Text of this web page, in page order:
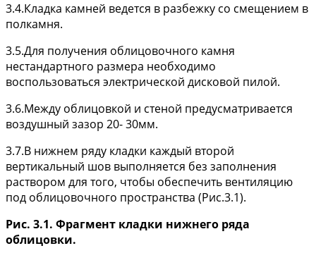
3.4.Кладка камней ведется в разбежку со смещением в
полкамня.
3.5.Для получения облицовочного камня
нестандартного размера необходимо
воспользоваться электрической дисковой пилой.
3.6.Между облицовкой и стеной предусматривается
воздушный зазор 20- 30мм.
3.7.В нижнем ряду кладки каждый второй
вертикальный шов выполняется без заполнения
раствором для того, чтобы обеспечить вентиляцию
под облицовочного пространства (Рис.3.1).
Рис. 3.1. Фрагмент кладки нижнего ряда
облицовки.